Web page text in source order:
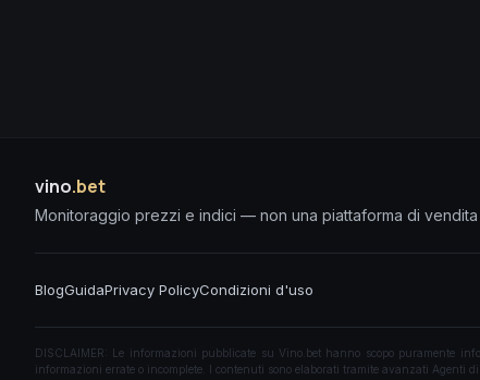
vino.bet
Monitoraggio prezzi e indici — non una piattaforma di vendita
BlogGuidaPrivacy PolicyCondizioni d'uso
DISCLAIMER: Le informazioni pubblicate su Vino.bet hanno scopo puramente
informazioni errate o incomplete. I contenuti sono elaborati tramite avanzati Agenti